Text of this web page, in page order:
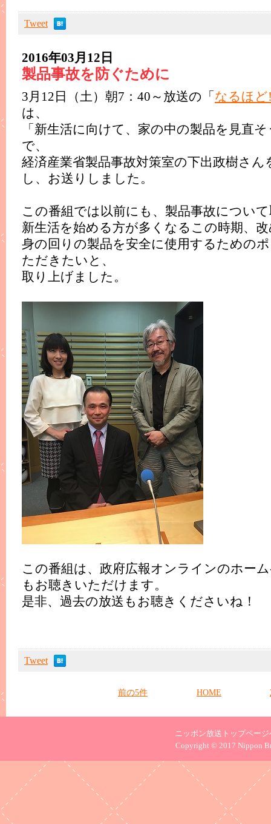
Tweet
2016年03月12日
製品事故を防ぐために
3月12日（土）朝7：40～放送の「 なるほ
は、
「新生活に向けて、家の中の製品を見直
で、
経済産業省製品事故対策室の下出政樹さ
し、お送りしました。
この番組では以前にも、製品事故につい
新生活を始める方が多くなるこの時期、
身の回りの製品を安全に使用するための
ただきたいと、
取り上げました。
この番組は、政府広報オンラインのホー
もお聴きいただけます。
是非、過去の放送もお聴きくださいね！
Tweet
前の5件 HOME
ニッポン放送トップページ
Copyright © 2017 Nippon